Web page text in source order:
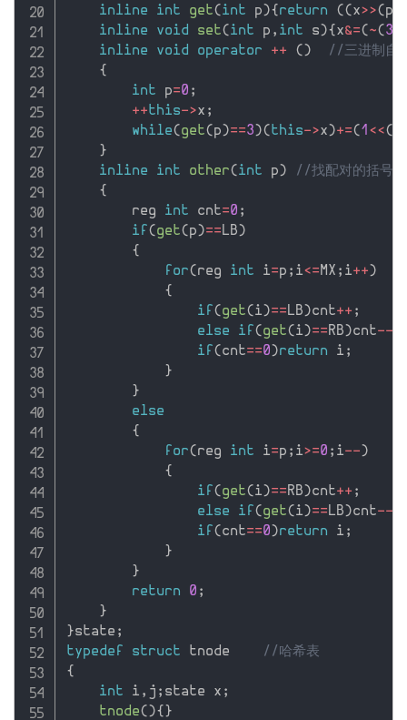
inline
int get( int p ){ return ( ( x>>( p
inline
void set( int p , int s ){ x&=( ~( 3
inline
void operator ++ ( )
//三进制自
{
int p=0 ;
++this->x ;
while( get( p )==3 )( this->x )+=( 1 <<(
}
inline
int other( int p )
//找配对的括号
{
        reg
int cnt=0 ;
if ( get( p )== LB )
{
for( reg int i=p ; i<= MX ; i++ )
{
if ( get( i )== LB )cnt++ ;
else
if ( get( i )== RB )cnt--
if ( cnt==0 )return i ;
}
}
else
{
for( reg int i=p ; i>=0 ; i-- )
{
if ( get( i )== RB )cnt++ ;
else
if ( get( i )== LB )cnt--
if ( cnt==0 )return i ;
}
}
return
0 ;
}
}state ;
typedef
struct tnode
//哈希表
{
int i , j ; state x ;
tnode( ){ }